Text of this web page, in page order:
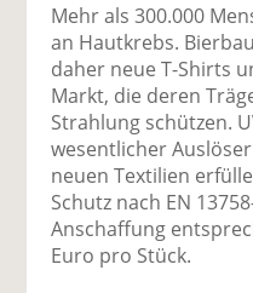
Mehr als 300.000
an Hautkrebs.
daher neue T-Shirts
Markt, die deren
Strahlung schützen.
wesentlicher
neuen Textilien
Schutz nach EN
Anschaffung
Euro pro Stück.